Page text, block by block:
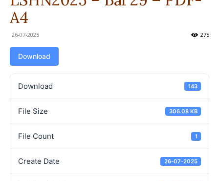
A4
26-07-2025 275
Download
Download 143
File Size 306.08 KB
File Count 1
Create Date 26-07-2025